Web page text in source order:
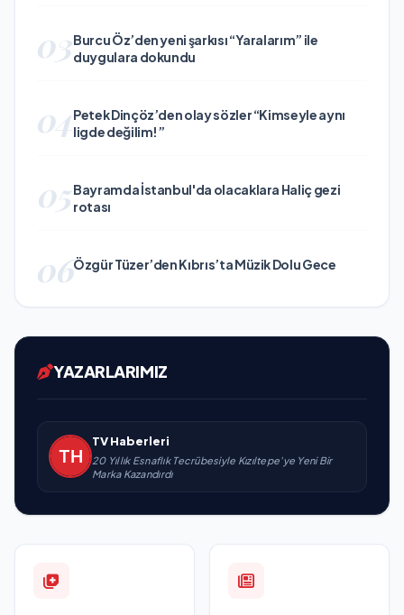
03Burcu Öz’den yeni şarkısı “Yaralarım” ile
duygulara dokundu
04Petek Dinçöz’den olay sözler “Kimseyle aynı
ligde değilim!”
05Bayramda İstanbul'da olacaklara Haliç gezi
rotası
06Özgür Tüzer’den Kıbrıs’ta Müzik Dolu Gece
YAZARLARIMIZ
TV Haberleri
20 Yıllık Esnaflık Tecrübesiyle Kızıltepe'ye Yeni Bir
Marka Kazandırdı